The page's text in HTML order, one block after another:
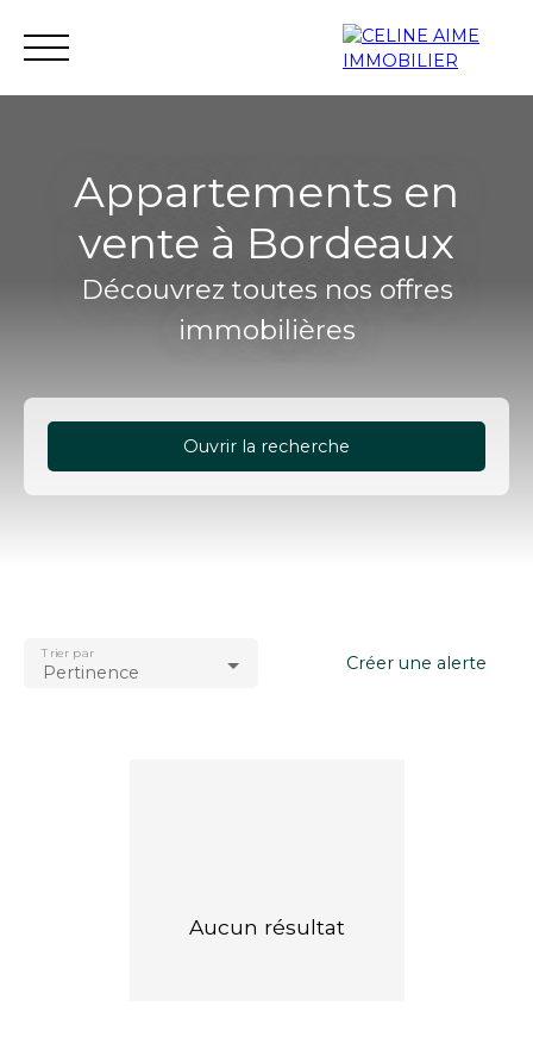
Accueil Immobilier neuf Investissement neuf
Appartements en
vente à Bordeaux
Découvrez toutes nos offres
immobilières
Ouvrir la recherche
Bordeaux
Localisation
Pertinence
Trier par Créer une alerte
Aucun résultat